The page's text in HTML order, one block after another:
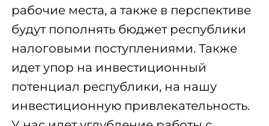
рабочие места, а также в перспективе
будут пополнять бюджет республики
налоговыми поступлениями. Также
идет упор на инвестиционный
потенциал республики, на нашу
инвестиционную привлекательность.